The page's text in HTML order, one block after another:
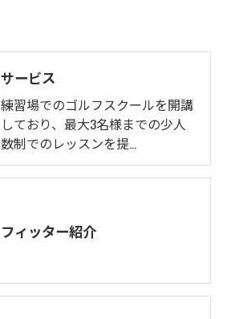
サービス
練習場でのゴルフスクールを開講
しており、最大3名様までの少人
数制でのレッスンを提…
フィッター紹介